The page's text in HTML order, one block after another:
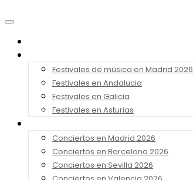
Festivales de música en Madrid 2026
Festivales en Andalucia
Festivales en Galicia
Festivales en Asturias
Conciertos en Madrid 2026
Conciertos en Barcelona 2026
Conciertos en Sevilla 2026